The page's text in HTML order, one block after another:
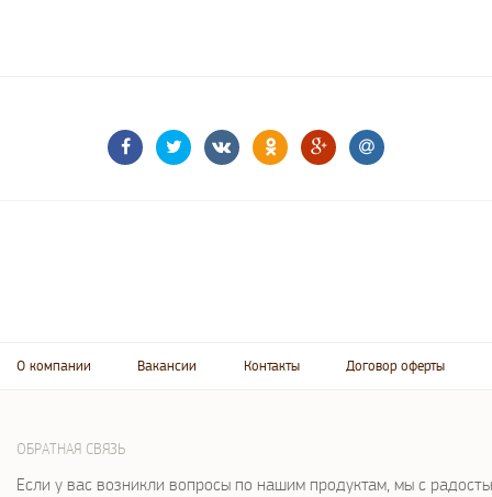
О компании Вакансии Контакты Договор оферты
ОБРАТНАЯ СВЯЗЬ
Если у вас возникли вопросы по нашим продуктам, мы с